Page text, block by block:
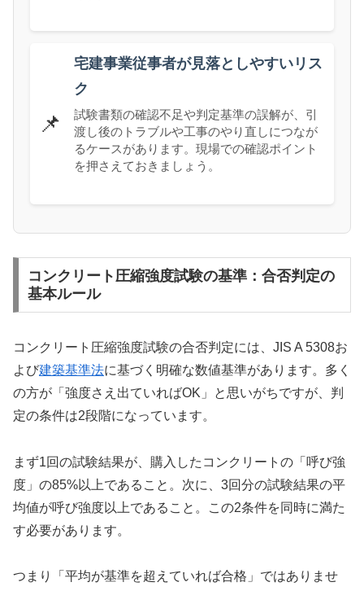
📌
宅建事業従事者が見落としやすいリス
ク
試験書類の確認不足や判定基準の誤解が、引
渡し後のトラブルや工事のやり直しにつなが
るケースがあります。現場での確認ポイント
を押さえておきましょう。
コンクリート圧縮強度試験の基準：合否判定の
基本ルール
コンクリート圧縮強度試験の合否判定には、JIS A 5308お
よび建築基準法に基づく明確な数値基準があります。多く
の方が「強度さえ出ていればOK」と思いがちですが、判
定の条件は2段階になっています。
まず1回の試験結果が、購入したコンクリートの「呼び強
度」の85%以上であること。次に、3回分の試験結果の平
均値が呼び強度以上であること。この2条件を同時に満た
す必要があります。
つまり「平均が基準を超えていれば合格」ではありませ